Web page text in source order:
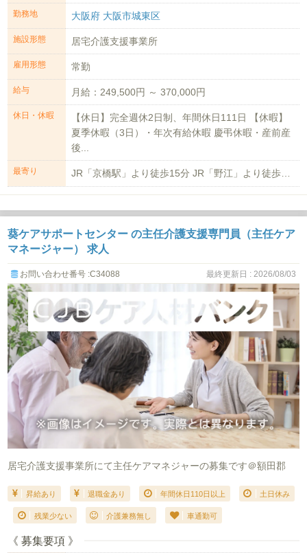
勤務地 大阪府 大阪市城東区
施設形態 居宅介護支援事業所
雇用形態 常勤
給与 月給：249,500円 ～ 370,000円
休日・休暇
【休日】完全週休2日制、年間休日111日 【休暇】
夏季休暇（3日）・年次有給休暇 慶弔休暇・産前産
後...
最寄り JR「京橋駅」より徒歩15分 JR「野江」より徒歩12分 京阪「野江」より徒...
葵ケアサポートセンター の主任介護支援専門員（主任ケア
マネージャー） 求人
お問い合わせ番号 :C34088 最終更新日 : 2026/08/03
居宅介護支援事業所にて主任ケアマネジャーの募集です＠額田郡
昇給あり 退職金あり 年間休日110日以上 土日休み
残業少ない 介護兼務無し 車通勤可
《 募集要項 》